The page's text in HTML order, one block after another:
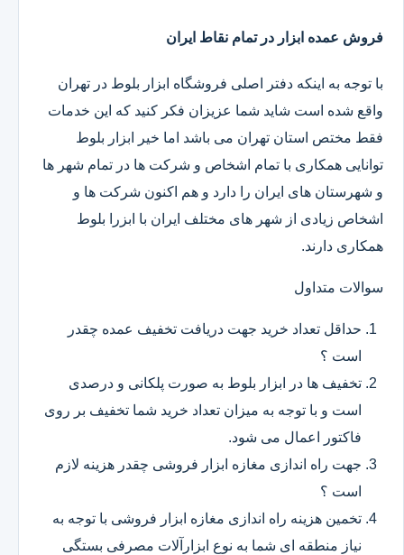
فروش عمده ابزار در تمام نقاط ایران
با توجه به اینکه دفتر اصلی فروشگاه ابزار بلوط در تهران
واقع شده است شاید شما عزیزان فکر کنید که این خدمات
فقط مختص استان تهران می باشد اما خیر ابزار بلوط
توانایی همکاری با تمام اشخاص و شرکت ها در تمام شهر ها
و شهرستان های ایران را دارد و هم اکنون شرکت ها و
اشخاص زیادی از شهر های مختلف ایران با ابزرا بلوط
همکاری دارند.
سوالات متداول
حداقل تعداد خرید جهت دریافت تخفیف عمده چقدر
است ؟
تخفیف ها در ابزار بلوط به صورت پلکانی و درصدی
است و با توجه به میزان تعداد خرید شما تخفیف بر روی
فاکتور اعمال می شود.
جهت راه اندازی مغازه ابزار فروشی چقدر هزینه لازم
است ؟
تخمین هزینه راه اندازی مغازه ابزار فروشی با توجه به
نیاز منطقه ای شما به نوع ابزارآلات مصرفی بستگی